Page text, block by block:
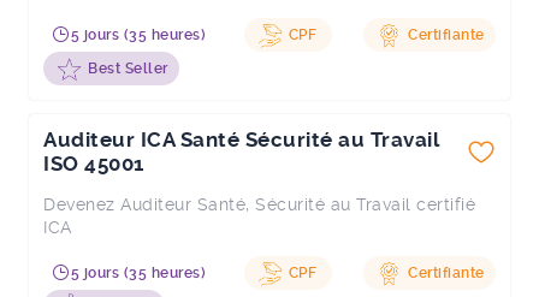
5 jours (35 heures) CPF
Certifiante
Best Seller
Auditeur ICA Santé Sécurité au Travail
ISO 45001
Devenez Auditeur Santé, Sécurité au Travail certifié
ICA
5 jours (35 heures) CPF
Certifiante